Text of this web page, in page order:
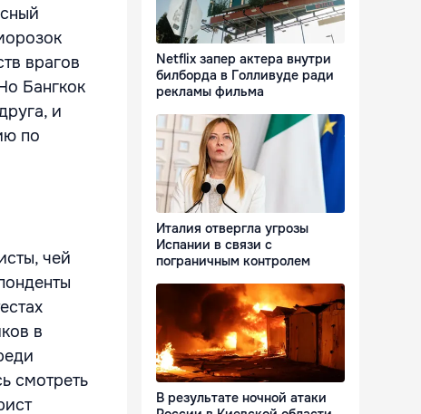
врагов
Бангкок
и
по
чей
в
смотреть
Netflix запер актера внутри
билборда в Голливуде ради
рекламы фильма
Италия отвергла угрозы
Испании в связи с
пограничным контролем
В результате ночной атаки